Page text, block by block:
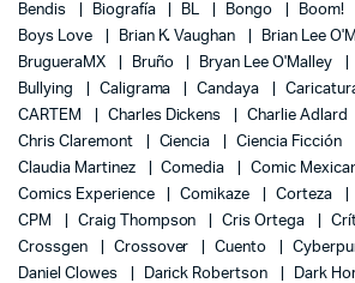
Bendis
Biografía BL Bongo Boom!
Boys Love
Brian K. Vaughan Brian Lee
BrugueraMX
Bruño Bryan Lee O'Malley
Bullying
Caligrama Candaya
CARTEM
Charles Dickens Charlie Adlard
Chris Claremont
Ciencia Ciencia Ficción
Claudia Martinez
Comedia
Comic
Comics Experience
Comikaze Corteza
CPM
Craig Thompson Cris Ortega
Crossgen
Crossover Cuento
Daniel Clowes
Darick Robertson
Dark